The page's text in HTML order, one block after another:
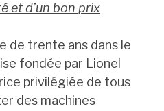
et d’un bon prix
de trente ans dans le
fondée par Lionel
privilégiée de tous
des machines